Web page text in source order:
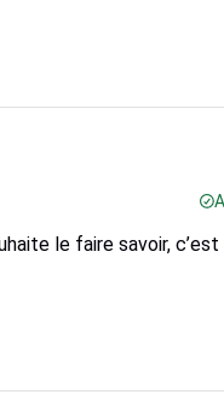
le faire savoir, c’est